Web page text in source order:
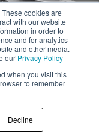
cookies are
with our website
in order to
and for analytics
and other media.
our Privacy Policy
when you visit this
to remember
Decline
reserved